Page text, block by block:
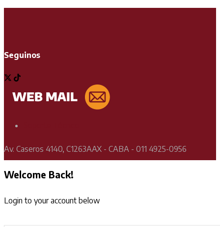
Seguinos
Av. Caseros 4140, C1263AAX - CABA - 011 4925-0956
Welcome Back!
Login to your account below